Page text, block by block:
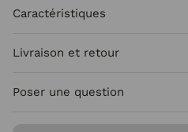
Caractéristiques
Livraison et retour
Poser une question